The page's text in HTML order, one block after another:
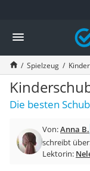
Die beliebtesten
Kind & Baby
Babyphone mit 2
Walkie-Talkie Kinder
Kindermatratzen
Babywippe
Rollschuhe für Kinder
Laufrad
Kinderschubkarre
Spielzeug
Die besten
Von:Anna B.
schreibt
Lektorin: